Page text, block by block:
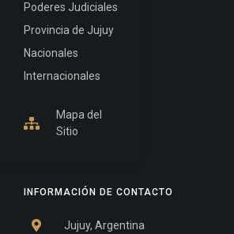
INFORMACIÓN DE CONTACTO
Jujuy, Argentina
Poderes Judiciales
Provincia de Jujuy
Nacionales
Internacionales
Mapa del
Sitio